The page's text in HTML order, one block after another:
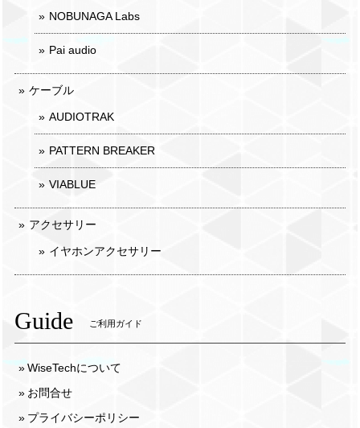
NOBUNAGA Labs
Pai audio
ケーブル
AUDIOTRAK
PATTERN BREAKER
VIABLUE
アクセサリー
イヤホンアクセサリー
Guide ご利用ガイド
WiseTechについて
お問合せ
プライバシーポリシー